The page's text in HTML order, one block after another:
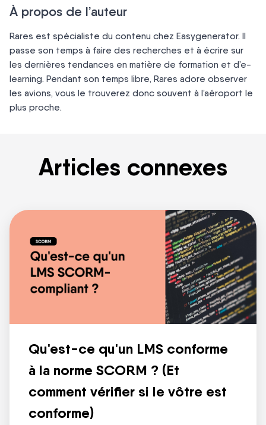
À propos de l’auteur
Rares est spécialiste du contenu chez Easygenerator. Il
passe son temps à faire des recherches et à écrire sur
les dernières tendances en matière de formation et d’e-
learning. Pendant son temps libre, Rares adore observer
les avions, vous le trouverez donc souvent à l’aéroport le
plus proche.
Articles connexes
Qu'est-ce qu'un LMS conforme
à la norme SCORM ? (Et
comment vérifier si le vôtre est
conforme)